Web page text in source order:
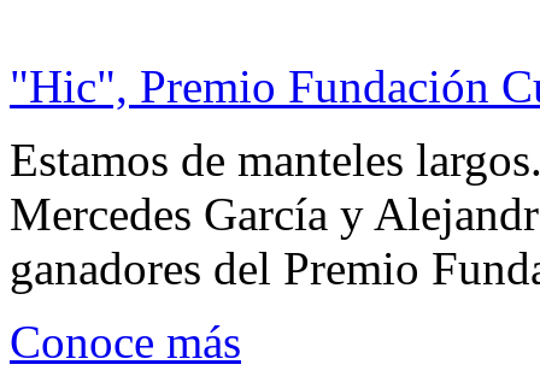
"Hic", Premio Fundación
Estamos de manteles
Mercedes García y
ganadores del Premio
Conoce más